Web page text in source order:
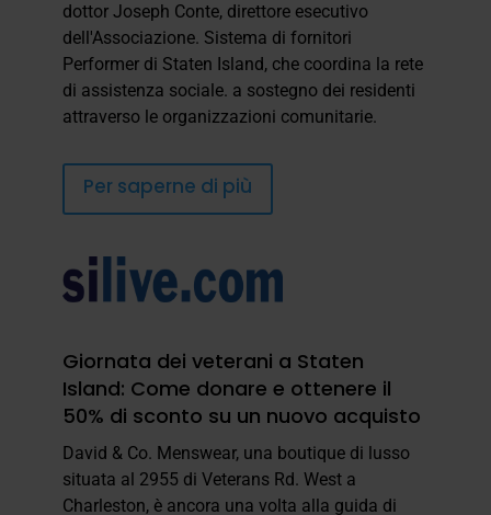
dottor Joseph Conte, direttore esecutivo
dell'Associazione. Sistema di fornitori
Performer di Staten Island, che coordina la rete
di assistenza sociale. a sostegno dei residenti
attraverso le organizzazioni comunitarie.
Per saperne di più
Giornata dei veterani a Staten
Island: Come donare e ottenere il
50% di sconto su un nuovo acquisto
David & Co. Menswear, una boutique di lusso
situata al 2955 di Veterans Rd. West a
Charleston, è ancora una volta alla guida di